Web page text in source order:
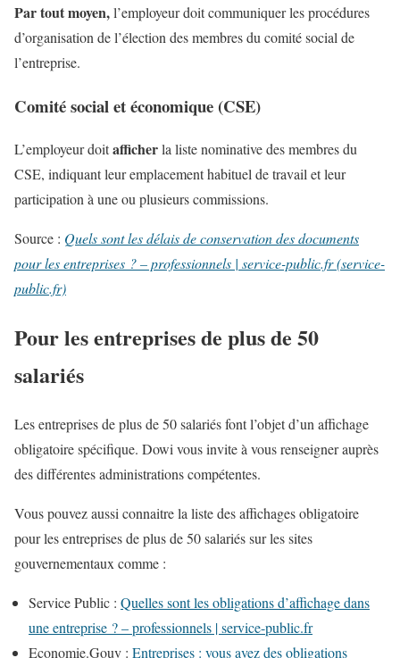
Par tout moyen,l’employeur doit communiquer les procédures
d’organisation de l’élection des membres du comité social de
l’entreprise.
Comité social et économique (CSE)
L’employeur doitafficherla liste nominative des membres du
CSE, indiquant leur emplacement habituel de travail et leur
participation à une ou plusieurs commissions.
Source : Quels sont les délais de conservation des documents
pour les entreprises ? – professionnels | service-public.fr (service-
public.fr)
Pour les entreprises de plus de 50
salariés
Les entreprises de plus de 50 salariés font l’objet d’un affichage
obligatoire spécifique. Dowi vous invite à vous renseigner auprès
des différentes administrations compétentes.
Vous pouvez aussi connaitre la liste des affichages obligatoire
pour les entreprises de plus de 50 salariés sur les sites
gouvernementaux comme :
Service Public : Quelles sont les obligations d’affichage dans
une entreprise ? – professionnels | service-public.fr
Economie.Gouv : Entreprises : vous avez des obligations